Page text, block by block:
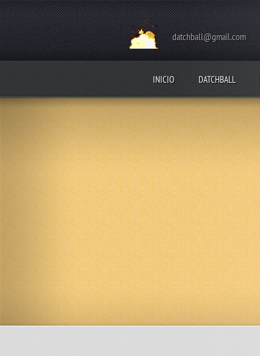
datchball@gmail.com
INICIO DATCHBALL